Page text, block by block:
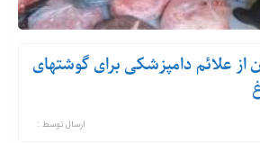
از علائم دامپزشکی برای گوشتهای
ارسال توسط :